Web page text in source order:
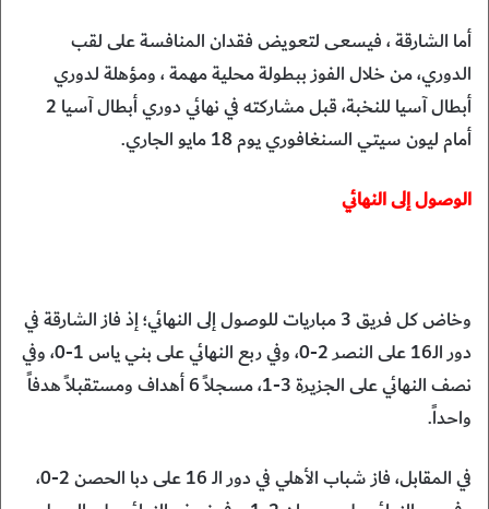
أما الشارقة ، فيسعى لتعويض فقدان المنافسة على لقب
الدوري، من خلال الفوز ببطولة محلية مهمة ، ومؤهلة لدوري
أبطال آسيا للنخبة، قبل مشاركته في نهائي دوري أبطال آسيا 2
أمام ليون سيتي السنغافوري يوم 18 مايو الجاري.
الوصول إلى النهائي
وخاض كل فريق 3 مباريات للوصول إلى النهائي؛ إذ فاز الشارقة في
دور الـ16 على النصر 2-0، وفي ربع النهائي على بني ياس 1-0، وفي
نصف النهائي على الجزيرة 3-1، مسجلاً 6 أهداف ومستقبلاً هدفاً
واحداً.
في المقابل، فاز شباب الأهلي في دور الـ 16 على دبا الحصن 2-0،